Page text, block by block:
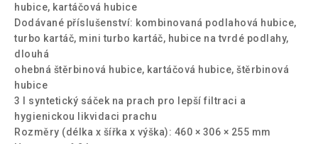
hubice, kartáčová hubice
Dodávané příslušenství: kombinovaná podlahová hubice,
turbo kartáč, mini turbo kartáč, hubice na tvrdé podlahy,
dlouhá
ohebná štěrbinová hubice, kartáčová hubice, štěrbinová
hubice
3 l syntetický sáček na prach pro lepší filtraci a
hygienickou likvidaci prachu
Rozměry (délka x šířka x výška): 460 × 306 × 255 mm